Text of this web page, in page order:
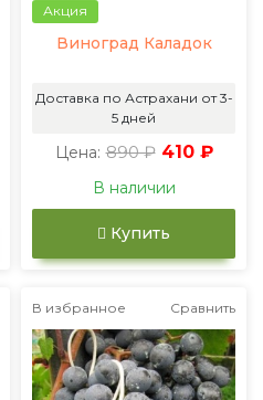
Акция
Виноград Каладок
Доставка по Астрахани от 3-
5 дней
Цена: 890 ₽ 410 ₽
В наличии
Купить
В избранное Сравнить